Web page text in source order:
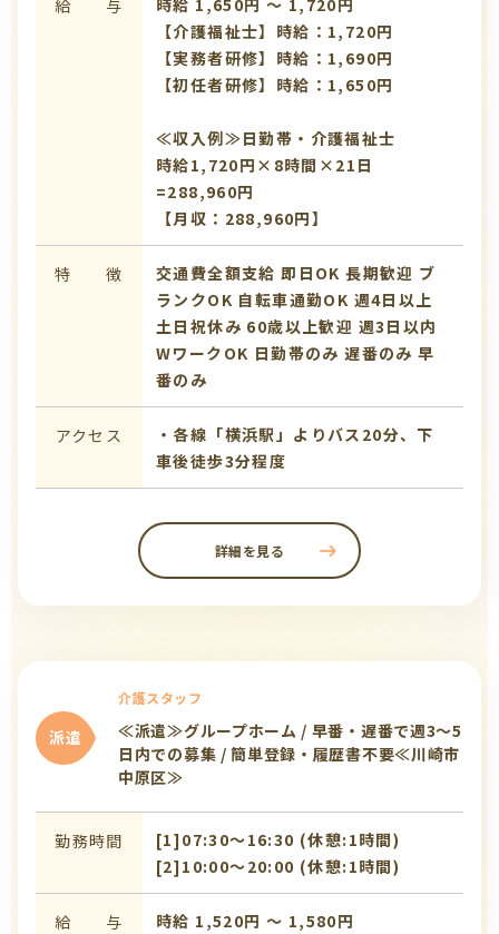
給 与
【介護福祉士】時給：1,720円
【実務者研修】時給：1,690円
【初任者研修】時給：1,650円
≪収入例≫日勤帯・介護福祉士
時給1,720円×8時間×21日
=288,960円
【月収：288,960円】
特 徴 交通費全額支給 即日OK 長期歓迎 ブ
ランクOK 自転車通勤OK 週4日以上
土日祝休み 60歳以上歓迎 週3日以内
WワークOK 日勤帯のみ 遅番のみ 早
番のみ
アクセス
・各線「横浜駅」よりバス20分、下
車後徒歩3分程度
詳細を見る
派遣
介護スタッフ
≪派遣≫グループホーム / 早番・遅番で週3〜5
日内での募集 / 簡単登録・履歴書不要≪川崎市
中原区≫
勤務時間
[1]07:30〜16:30 (休憩:1時間)
[2]10:00〜20:00 (休憩:1時間)
給 与
時給 1,520円 〜 1,580円